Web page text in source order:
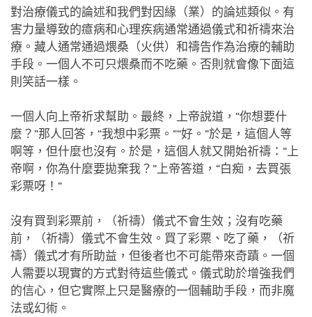
對治療儀式的論述和我們對因緣（業）的論述類似。有
害力量導致的癔病和心理疾病通常通過儀式和祈禱來治
療。藏人通常通過煨桑（火供）和禱告作為治療的輔助
手段。一個人不可只煨桑而不吃藥。否則就會像下面這
則笑話一樣。
一個人向上帝祈求幫助。最終，上帝說道，“你想要什
麼？”那人回答，“我想中彩票。”“好。”於是，這個人等
啊等，但什麼也沒有。於是，這個人就又開始祈禱：“上
帝啊，你為什麼要拋棄我？”上帝答道，“白痴，去買張
彩票呀！”
沒有買到彩票前，（祈禱）儀式不會生效；沒有吃藥
前，（祈禱）儀式不會生效。買了彩票、吃了藥，（祈
禱）儀式才有所助益，但後者也不可能帶來奇蹟。一個
人需要以現實的方式對待這些儀式。儀式助於增強我們
的信心，但它實際上只是醫療的一個輔助手段，而非魔
法或幻術。